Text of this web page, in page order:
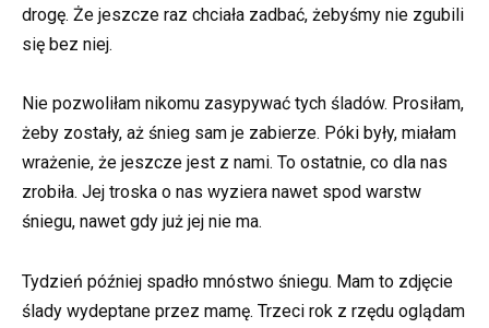
drogę. Że jeszcze raz chciała zadbać, żebyśmy nie zgubili
się bez niej.
Nie pozwoliłam nikomu zasypywać tych śladów. Prosiłam,
żeby zostały, aż śnieg sam je zabierze. Póki były, miałam
wrażenie, że jeszcze jest z nami. To ostatnie, co dla nas
zrobiła. Jej troska o nas wyziera nawet spod warstw
śniegu, nawet gdy już jej nie ma.
Tydzień później spadło mnóstwo śniegu. Mam to zdjęcie
ślady wydeptane przez mamę. Trzeci rok z rzędu oglądam